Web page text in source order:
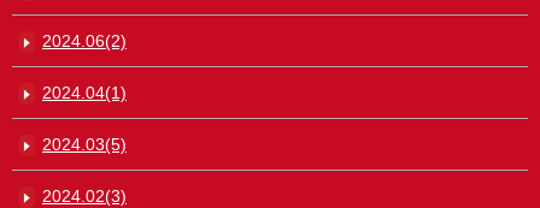
2024.06(2)
2024.04(1)
2024.03(5)
2024.02(3)